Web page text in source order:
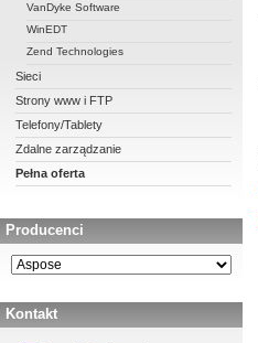
VanDyke Software
WinEDT
Zend Technologies
Sieci
Strony www i FTP
Telefony/Tablety
Zdalne zarządzanie
Pełna oferta
Producenci
Kontakt